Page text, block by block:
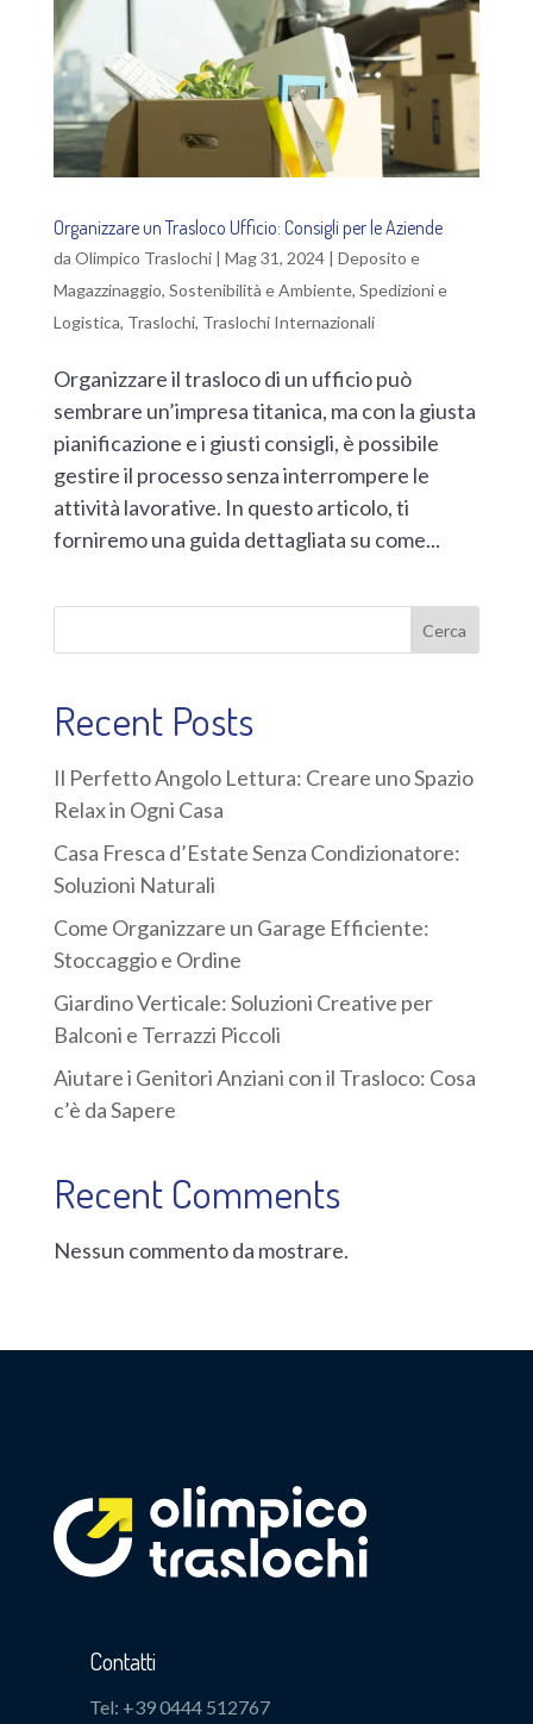
Organizzare un Trasloco Ufficio: Consigli per le Aziende
da Olimpico Traslochi| Mag 31, 2024| Deposito e
Magazzinaggio, Sostenibilità e Ambiente, Spedizioni e
Logistica, Traslochi, Traslochi Internazionali
Organizzare il trasloco di un ufficio può
sembrare un’impresa titanica, ma con la giusta
pianificazione e i giusti consigli, è possibile
gestire il processo senza interrompere le
attività lavorative. In questo articolo, ti
forniremo una guida dettagliata su come...
Cerca
Recent Posts
Il Perfetto Angolo Lettura: Creare uno Spazio
Relax in Ogni Casa
Casa Fresca d’Estate Senza Condizionatore:
Soluzioni Naturali
Come Organizzare un Garage Efficiente:
Stoccaggio e Ordine
Giardino Verticale: Soluzioni Creative per
Balconi e Terrazzi Piccoli
Aiutare i Genitori Anziani con il Trasloco: Cosa
c’è da Sapere
Recent Comments
Nessun commento da mostrare.
Contatti
Tel: +39 0444 512767